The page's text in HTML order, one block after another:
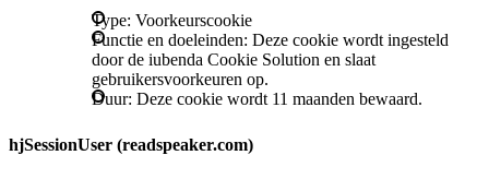
Type: Voorkeurscookie
Functie en doeleinden: Deze cookie wordt ingesteld
door de iubenda Cookie Solution en slaat
gebruikersvoorkeuren op.
Duur: Deze cookie wordt 11 maanden bewaard.
hjSessionUser (readspeaker.com)